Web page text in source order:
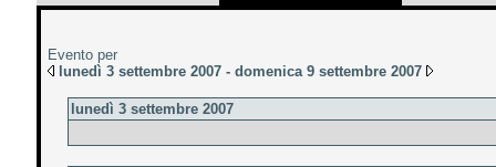
Evento per
lunedì 3 settembre 2007 - domenica 9 settembre 2007
lunedì 3 settembre 2007